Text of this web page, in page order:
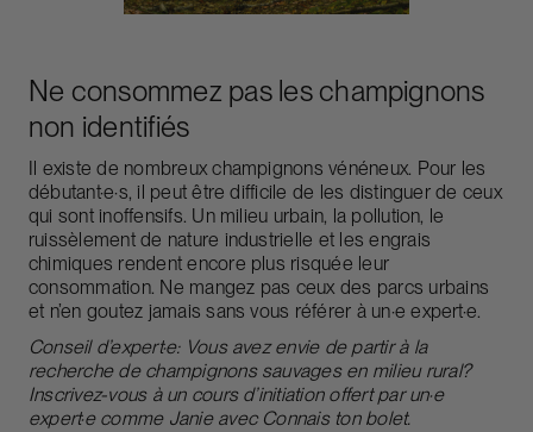
Ne consommez pas les champignons
non identifiés
Il existe de nombreux champignons vénéneux. Pour les
débutant·e·s, il peut être difficile de les distinguer de ceux
qui sont inoffensifs. Un milieu urbain, la pollution, le
ruissèlement de nature industrielle et les engrais
chimiques rendent encore plus risquée leur
consommation. Ne mangez pas ceux des parcs urbains
et n’en goutez jamais sans vous référer à un·e expert·e.
Conseil d’expert·e:Vous avez envie de partir à la
recherche de champignons sauvages en milieu rural?
Inscrivez-vous à un cours d’initiation offert par un·e
expert·e comme Janie avec Connais ton bolet.